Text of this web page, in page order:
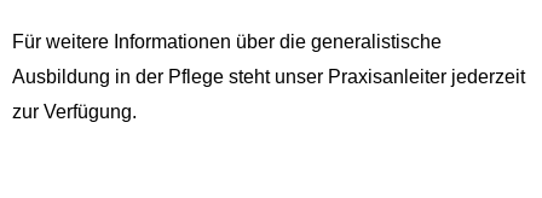
Für weitere Informationen über die generalistische
Ausbildung in der Pflege steht unser Praxisanleiter jederzeit
zur Verfügung.